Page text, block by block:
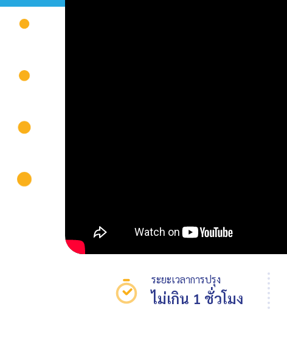
ระยะเวลาการปรุง
ไม่เกิน 1 ชั่วโมง